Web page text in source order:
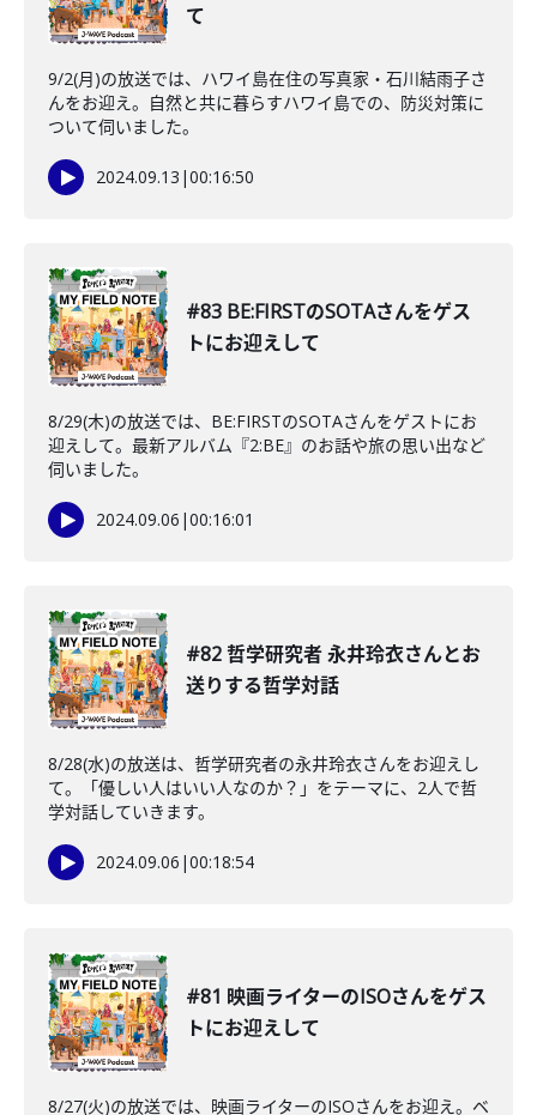
て
9/2(月)の放送では、ハワイ島在住の写真家・石川結雨子さ
んをお迎え。自然と共に暮らすハワイ島での、防災対策に
ついて伺いました。
2024.09.13 |00:16:50
#83 BE:FIRSTのSOTAさんをゲス
トにお迎えして
8/29(木)の放送では、BE:FIRSTのSOTAさんをゲストにお
迎えして。最新アルバム『2:BE』のお話や旅の思い出など
伺いました。
2024.09.06 |00:16:01
#82 哲学研究者 永井玲衣さんとお
送りする哲学対話
8/28(水)の放送は、哲学研究者の永井玲衣さんをお迎えし
て。「優しい人はいい人なのか？」をテーマに、2人で哲
学対話していきます。
2024.09.06 |00:18:54
#81 映画ライターのISOさんをゲス
トにお迎えして
8/27(火)の放送では、映画ライターのISOさんをお迎え。ベ